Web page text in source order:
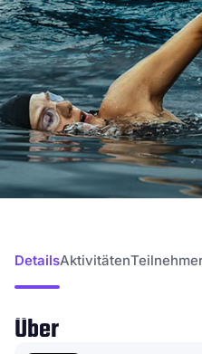
DetailsAktivitäten
Über